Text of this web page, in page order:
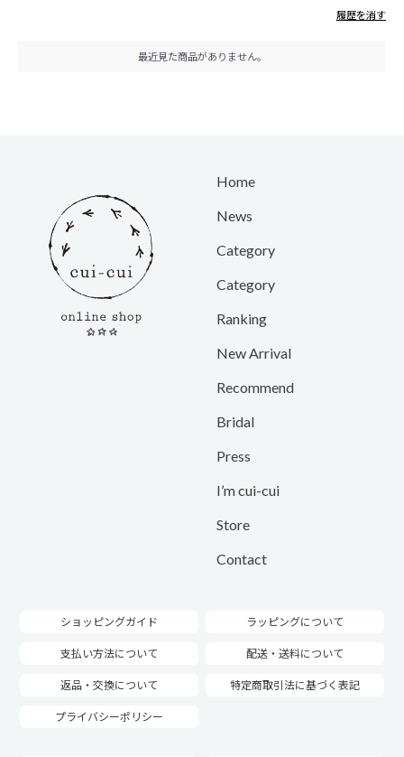
履歴を消す
最近見た商品がありません。
Home
News
Category
Category
Ranking
New Arrival
Recommend
Bridal
Press
I’m cui-cui
Store
Contact
ショッピングガイド ラッピングについて
支払い方法について 配送・送料について
返品・交換について 特定商取引法に基づく表記
プライバシーポリシー